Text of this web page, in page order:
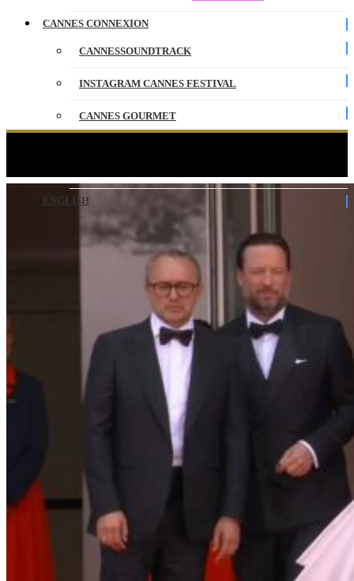
CANNES CONNEXION
CANNESSOUNDTRACK
INSTAGRAM CANNES FESTIVAL
CANNES GOURMET
ENGLISH